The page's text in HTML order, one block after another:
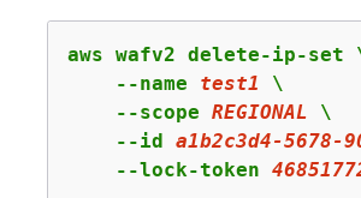
aws wafv2 delete-ip-set
    --name
test1 \
    --scope
REGIONAL \
    --id
a1b2c3d4-5678-
    --lock-token